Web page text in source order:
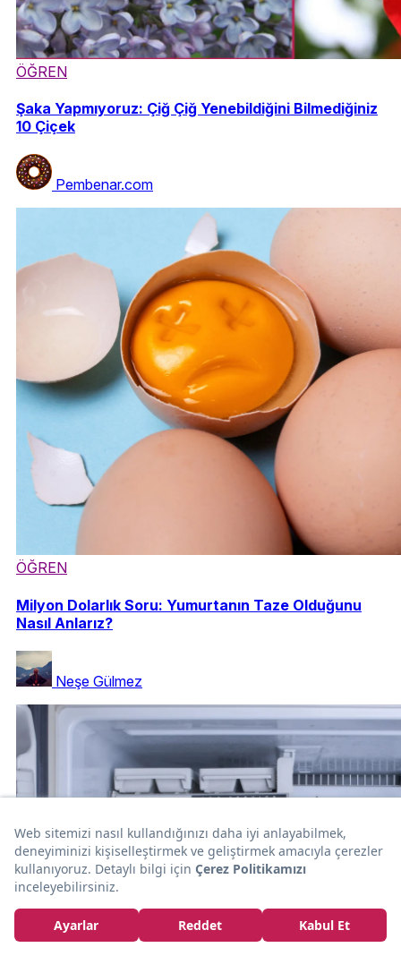
ÖĞREN
Şaka Yapmıyoruz: Çiğ Çiğ Yenebildiğini Bilmediğiniz
10 Çiçek
Pembenar.com
ÖĞREN
Milyon Dolarlık Soru: Yumurtanın Taze Olduğunu
Nasıl Anlarız?
Neşe Gülmez